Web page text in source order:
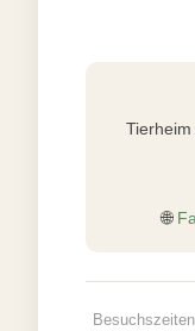
Tierheim
🌐